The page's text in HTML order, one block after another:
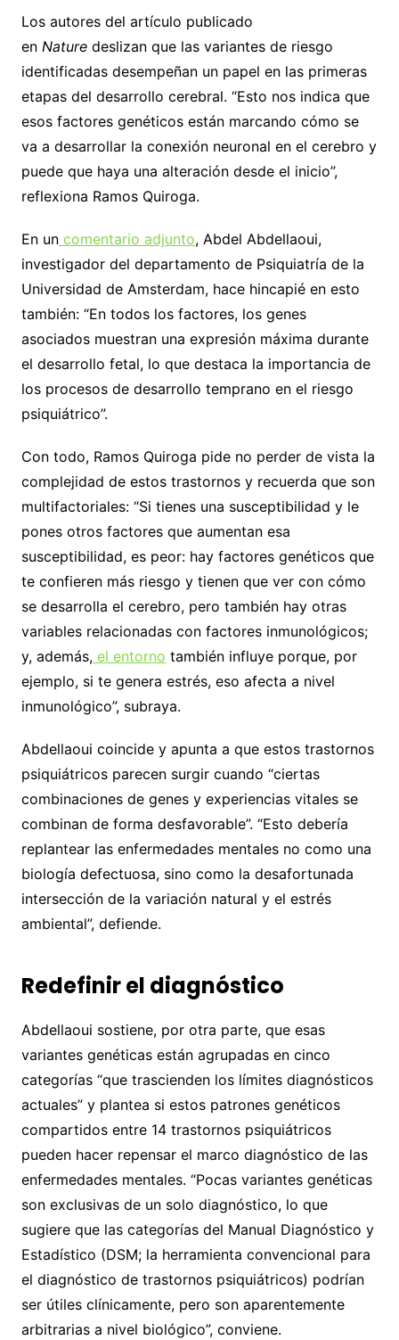
Los autores del artículo publicado
enNature deslizan que las variantes de riesgo
identificadas desempeñan un papel en las primeras
etapas del desarrollo cerebral. “Esto nos indica que
esos factores genéticos están marcando cómo se
va a desarrollar la conexión neuronal en el cerebro y
puede que haya una alteración desde el inicio”,
reflexiona Ramos Quiroga.
En uncomentario adjunto, Abdel Abdellaoui,
investigador del departamento de Psiquiatría de la
Universidad de Amsterdam, hace hincapié en esto
también: “En todos los factores, los genes
asociados muestran una expresión máxima durante
el desarrollo fetal, lo que destaca la importancia de
los procesos de desarrollo temprano en el riesgo
psiquiátrico”.
Con todo, Ramos Quiroga pide no perder de vista la
complejidad de estos trastornos y recuerda que son
multifactoriales: “Si tienes una susceptibilidad y le
pones otros factores que aumentan esa
susceptibilidad, es peor: hay factores genéticos que
te confieren más riesgo y tienen que ver con cómo
se desarrolla el cerebro, pero también hay otras
variables relacionadas con factores inmunológicos;
y, además,el entorno también influye porque, por
ejemplo, si te genera estrés, eso afecta a nivel
inmunológico”, subraya.
Abdellaoui coincide y apunta a que estos trastornos
psiquiátricos parecen surgir cuando “ciertas
combinaciones de genes y experiencias vitales se
combinan de forma desfavorable”. “Esto debería
replantear las enfermedades mentales no como una
biología defectuosa, sino como la desafortunada
intersección de la variación natural y el estrés
ambiental”, defiende.
Redefinir el diagnóstico
Abdellaoui sostiene, por otra parte, que esas
variantes genéticas están agrupadas en cinco
categorías “que trascienden los límites diagnósticos
actuales” y plantea si estos patrones genéticos
compartidos entre 14 trastornos psiquiátricos
pueden hacer repensar el marco diagnóstico de las
enfermedades mentales. “Pocas variantes genéticas
son exclusivas de un solo diagnóstico, lo que
sugiere que las categorías del Manual Diagnóstico y
Estadístico (DSM; la herramienta convencional para
el diagnóstico de trastornos psiquiátricos) podrían
ser útiles clínicamente, pero son aparentemente
arbitrarias a nivel biológico”, conviene.